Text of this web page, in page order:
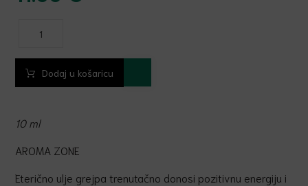
10 ml
AROMA ZONE
Eterično ulje grejpa trenutačno donosi pozitivnu energiju i
Dodaj u košaricu